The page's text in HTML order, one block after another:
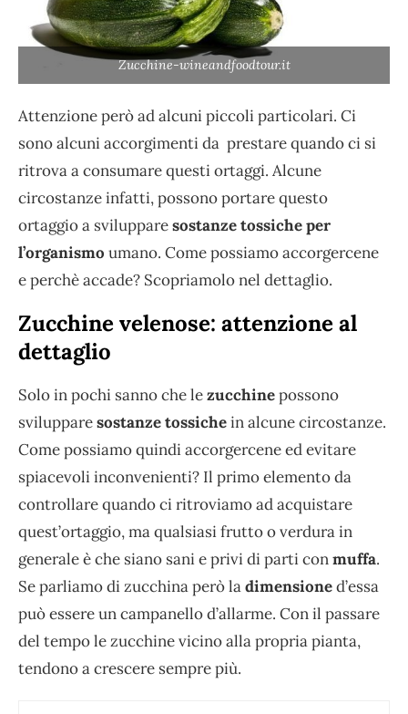
Zucchine-wineandfoodtour.it
Attenzione però ad alcuni piccoli particolari. Ci
sono alcuni accorgimenti da prestare quando ci si
ritrova a consumare questi ortaggi. Alcune
circostanze infatti, possono portare questo
ortaggio a svilupparesostanze tossiche per
l’organismo umano. Come possiamo accorgercene
e perchè accade? Scopriamolo nel dettaglio.
Zucchine velenose: attenzione al
dettaglio
Solo in pochi sanno che lezucchinepossono
svilupparesostanze tossichein alcune circostanze.
Come possiamo quindi accorgercene ed evitare
spiacevoli inconvenienti? Il primo elemento da
controllare quando ci ritroviamo ad acquistare
quest’ortaggio, ma qualsiasi frutto o verdura in
generale è che siano sani e privi di parti conmuffa.
Se parliamo di zucchina però ladimensioned’essa
può essere un campanello d’allarme. Con il passare
del tempo le zucchine vicino alla propria pianta,
tendono a crescere sempre più.